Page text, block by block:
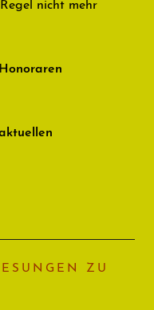
nicht mehr
Honoraren
ZU